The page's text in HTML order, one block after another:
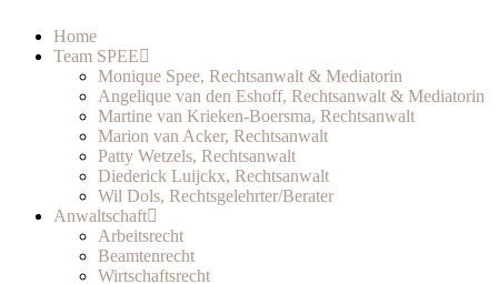
Home
Team SPEE
Monique Spee, Rechtsanwalt & Mediatorin
Angelique van den Eshoff, Rechtsanwalt & Mediatorin
Martine van Krieken-Boersma, Rechtsanwalt
Marion van Acker, Rechtsanwalt
Patty Wetzels, Rechtsanwalt
Diederick Luijckx, Rechtsanwalt
Wil Dols, Rechtsgelehrter/Berater
Anwaltschaft
Arbeitsrecht
Beamtenrecht
Wirtschaftsrecht